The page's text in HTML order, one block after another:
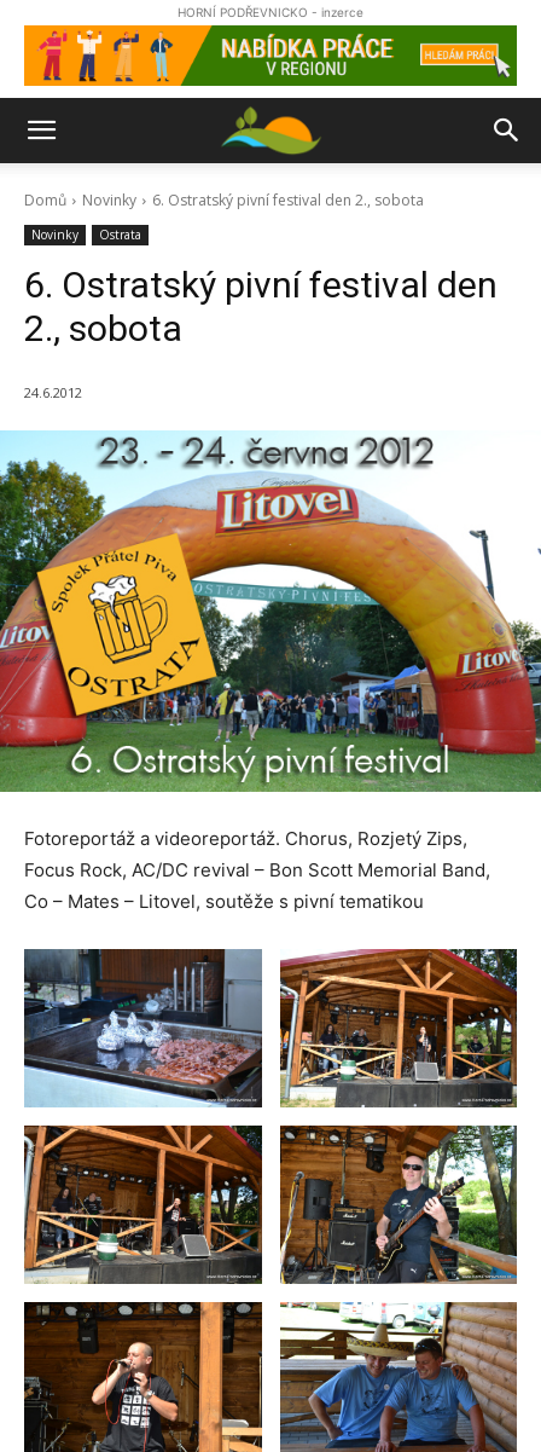
HORNÍ PODŘEVNICKO - inzerce
Domů Novinky 6. Ostratský pivní festival den 2., sobota
Novinky Ostrata
6. Ostratský pivní festival den
2., sobota
24.6.2012
Fotoreportáž a videoreportáž. Chorus, Rozjetý Zips,
Focus Rock, AC/DC revival – Bon Scott Memorial Band,
Co – Mates – Litovel, soutěže s pivní tematikou